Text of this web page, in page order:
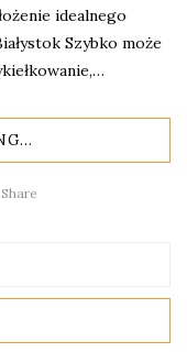
idealnego
Szybko może
Share